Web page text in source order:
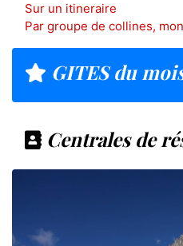
Sur un itineraire
Par groupe de collines,
GITES du
Centrales de